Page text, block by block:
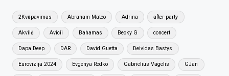
2Kvėpavimas Abraham Mateo Adrina after-party
Akvilė Avicii Bahamas Becky G concert
Dapa Deep DAR David Guetta Deividas Bastys
Eurovizija 2024 Evgenya Redko Gabrielius Vagelis GJan